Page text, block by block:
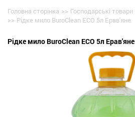
Головна сторінка >> Господарські товари
>> Рідке мило BuroClean ECO 5л Ерав'яне
Рідке мило BuroClean ECO 5л Ерав'яне